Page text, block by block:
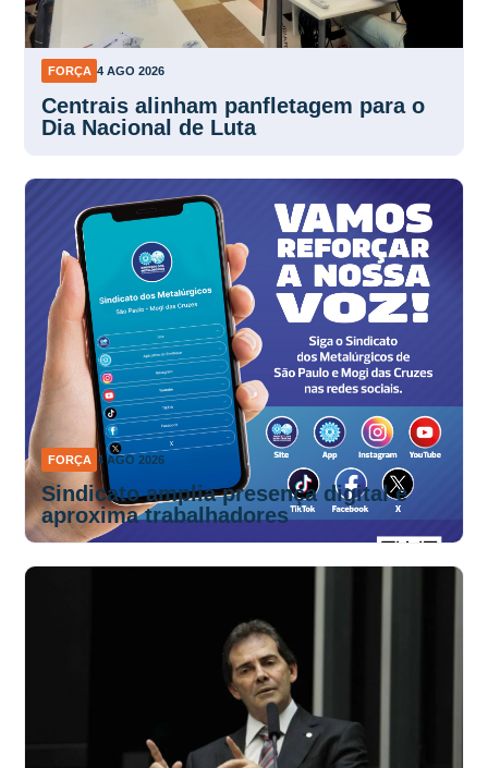
FORÇA 4 AGO 2026
Centrais alinham panfletagem para o
Dia Nacional de Luta
FORÇA 4 AGO 2026
Sindicato amplia presença digital e
aproxima trabalhadores